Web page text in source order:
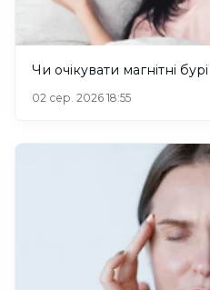
Чи очікувати магнітні
02 сер. 2026 18:55